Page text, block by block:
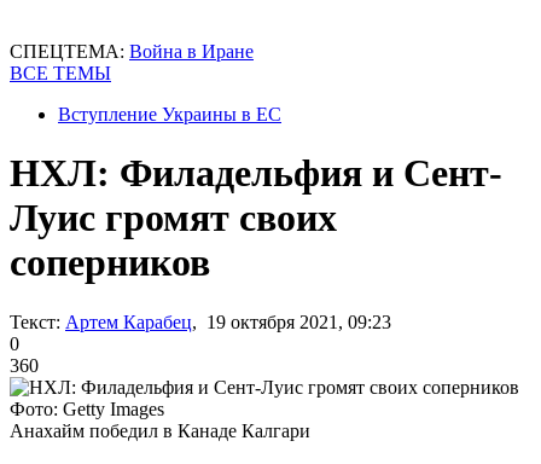
СПЕЦТЕМА: Война в Иране
ВСЕ ТЕМЫ
Вступление Украины в ЕС
НХЛ: Филадельфия и Сент-
Луис громят своих
соперников
Текст: Артем Карабец, 19 октября 2021, 09:23
0
360
Фото: Getty Images
Анахайм победил в Канаде Калгари